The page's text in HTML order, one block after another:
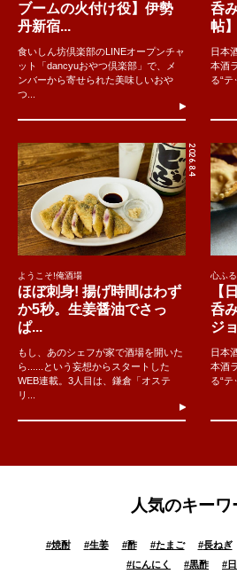
ブームの火付け役】伊勢
丹新宿...
食いしん坊倶楽部のLINEオープンチャ
ット「dancyuおやつ倶楽部」で、メ
ンバーから寄せられた美味しいおや
つ...
呑
帖
日本
本酒
る“
2026.8.4
ようこそ!俺酒場
ほぼ刺身! 揚げ時間はわず
か5秒。生姜醤油でさっ
ぱ...
もし、あのシェフが家で酒場を開いた
ら......という妄想からスタートした
WEB連載。3人目は、鎌倉「オステ
リ...
心ふ
【
呑
ジ
日本
本酒
る“テ
人気のキーワ
#焼酎 #生姜 #酢 #たまご #長ねぎ
#にんにく #黒酢 #